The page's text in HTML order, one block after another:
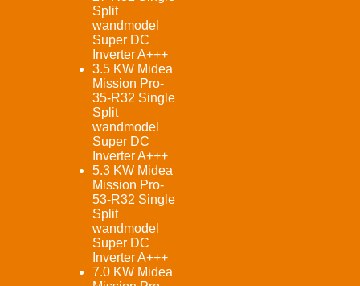
Split
wandmodel
Super DC
Inverter A+++
3.5 KW Midea
Mission Pro-
35-R32 Single
Split
wandmodel
Super DC
Inverter A+++
5.3 KW Midea
Mission Pro-
53-R32 Single
Split
wandmodel
Super DC
Inverter A+++
7.0 KW Midea